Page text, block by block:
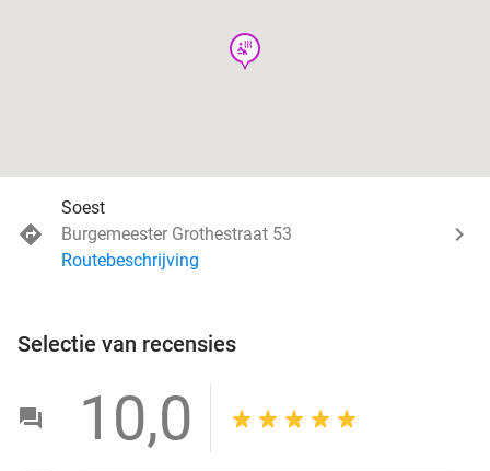
wellness
Soest
Burgemeester Grothestraat 53
Routebeschrijving
Selectie van recensies
10,0